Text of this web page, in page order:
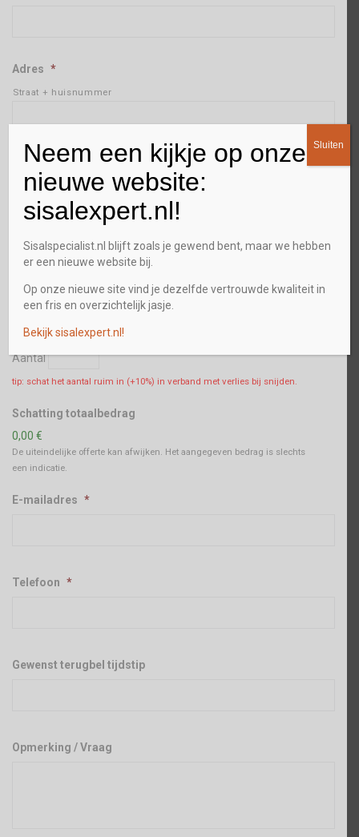
Adres *
Straat + huisnummer
Plaats
Postcode
Prijs:
Aantal
tip: schat het aantal ruim in (+10%) in verband met verlies bij snijden.
Schatting totaalbedrag
0,00 €
De uiteindelijke offerte kan afwijken. Het aangegeven bedrag is slechts
een indicatie.
E-mailadres *
Telefoon *
Gewenst terugbel tijdstip
Opmerking / Vraag
Neem een kijkje op onze
nieuwe website:
sisalexpert.nl!
Sisalspecialist.nl blijft zoals je gewend bent, maar we hebben
er een nieuwe website bij.
Op onze nieuwe site vind je dezelfde vertrouwde kwaliteit in
een fris en overzichtelijk jasje.
Bekijk sisalexpert.nl!
Sluiten